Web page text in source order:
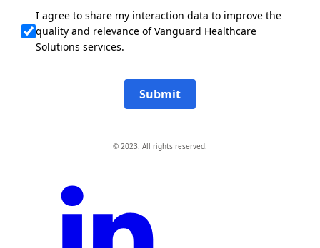
I agree to share my interaction data to improve the
quality and relevance of Vanguard Healthcare
Solutions services.
Submit
© 2023. All rights reserved.